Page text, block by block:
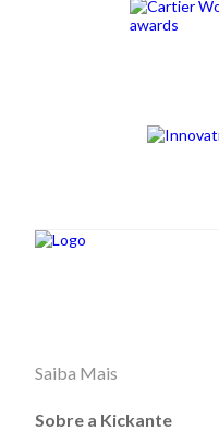
Saiba Mais
Sobre a Kickante